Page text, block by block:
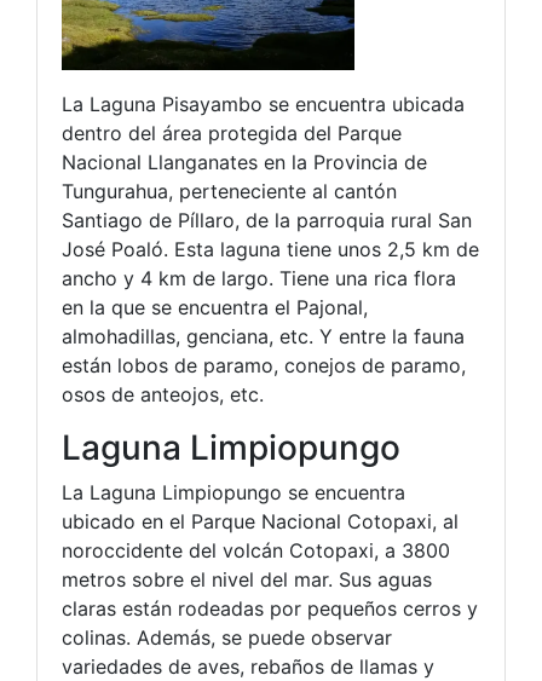
La Laguna Pisayambo se encuentra ubicada
dentro del área protegida del Parque
Nacional Llanganates en la Provincia de
Tungurahua, perteneciente al cantón
Santiago de Píllaro, de la parroquia rural San
José Poaló. Esta laguna tiene unos 2,5 km de
ancho y 4 km de largo. Tiene una rica flora
en la que se encuentra el Pajonal,
almohadillas, genciana, etc. Y entre la fauna
están lobos de paramo, conejos de paramo,
osos de anteojos, etc.
Laguna Limpiopungo
La Laguna Limpiopungo se encuentra
ubicado en el Parque Nacional Cotopaxi, al
noroccidente del volcán Cotopaxi, a 3800
metros sobre el nivel del mar. Sus aguas
claras están rodeadas por pequeños cerros y
colinas. Además, se puede observar
variedades de aves, rebaños de llamas y